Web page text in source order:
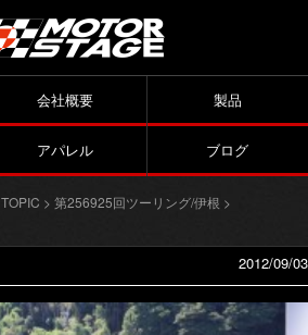
会社概要 製品
アパレル ブログ
TOPIC > 第256925回ツーリング/伊根 >
2012/09/03